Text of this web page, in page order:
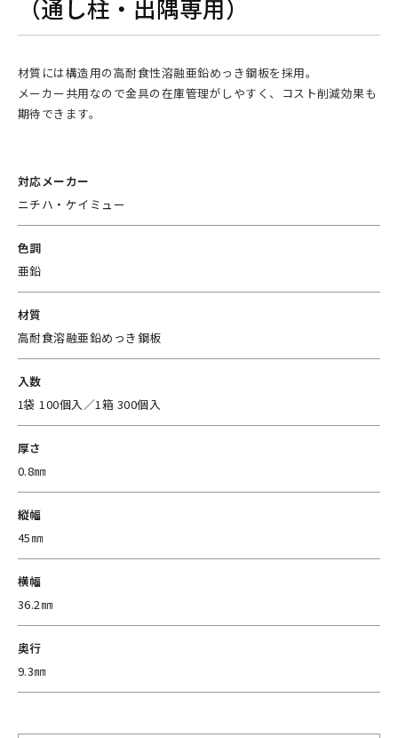
（通し柱・出隅専用）
材質には構造用の高耐食性溶融亜鉛めっき鋼板を採用。
メーカー共用なので金具の在庫管理がしやすく、コスト削減効果も
期待できます。
対応メーカー
ニチハ・ケイミュー
色調
亜鉛
材質
高耐食溶融亜鉛めっき鋼板
入数
1袋 100個入／1箱 300個入
厚さ
0.8㎜
縦幅
45㎜
横幅
36.2㎜
奥行
9.3㎜